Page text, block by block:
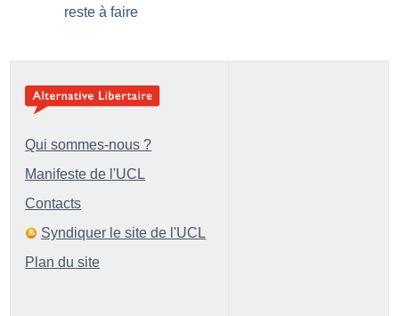
reste à faire
Qui sommes-nous ?
Manifeste de l'UCL
Contacts
Syndiquer le site de l'UCL
Plan du site